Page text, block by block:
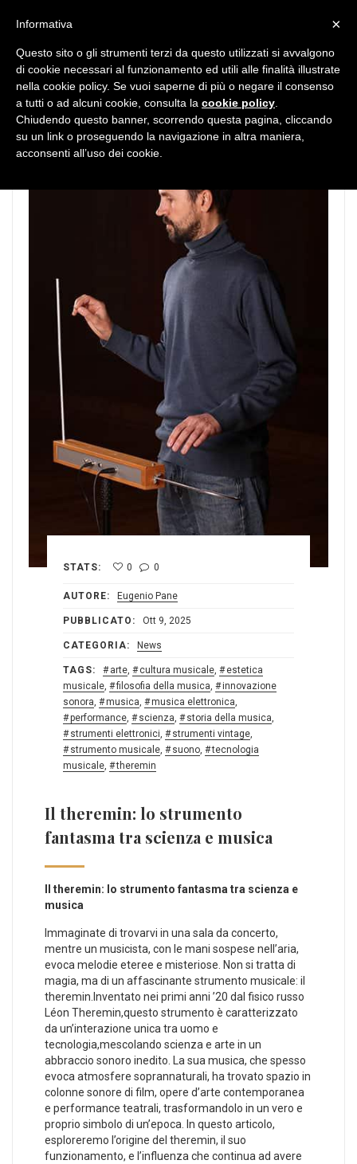
STATS: 0 0
AUTORE: Eugenio Pane
PUBBLICATO: Ott 9, 2025
CATEGORIA: News
TAGS: arte, cultura musicale,
estetica
musicale, filosofia della musica,
innovazione
sonora, musica, musica elettronica,
performance, scienza, storia della musica,
strumenti elettronici, strumenti vintage,
strumento musicale, suono,
tecnologia
musicale, theremin
Il theremin: lo strumento
fantasma tra scienza e musica
Il theremin: lo‌ strumento fantasma tra scienza e
musica
Immaginate‍ di‌ trovarvi in una sala da concerto,
mentre un musicista, con le mani​ sospese nell’aria,
evoca melodie eteree e misteriose. Non si tratta di
magia, ma di un affascinante strumento musicale: il
theremin.Inventato nei primi⁣ anni ’20 dal fisico russo
⁣Léon Theremin,questo strumento è caratterizzato
da un’interazione⁢ unica tra uomo⁢ e
tecnologia,mescolando ⁢scienza e arte in un
abbraccio sonoro inedito. La sua musica,⁤ che spesso
evoca atmosfere ⁢soprannaturali, ha trovato spazio in
colonne sonore di film, opere ⁣d’arte contemporanea
e performance teatrali, trasformandolo ​in un vero e
proprio simbolo⁢ di un’epoca. In questo articolo,
esploreremo l’origine del theremin, il suo
funzionamento, e l’influenza che continua ad avere
×
Informativa
Questo sito o gli strumenti terzi da questo utilizzati si avvalgono
di cookie necessari al funzionamento ed utili alle finalità illustrate
nella cookie policy. Se vuoi saperne di più o negare il consenso
a tutti o ad alcuni cookie, consulta la cookie policy
Chiudendo questo banner, scorrendo questa pagina, cliccando
su un link o proseguendo la navigazione in altra maniera,
acconsenti all’uso dei cookie.